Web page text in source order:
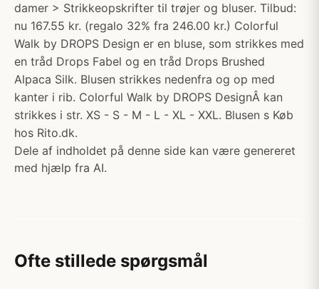
damer > Strikkeopskrifter til trøjer og bluser. Tilbud:
nu 167.55 kr. (regalo 32% fra 246.00 kr.) Colorful
Walk by DROPS Design er en bluse, som strikkes med
en tråd Drops Fabel og en tråd Drops Brushed
Alpaca Silk. Blusen strikkes nedenfra og op med
kanter i rib. Colorful Walk by DROPS DesignÂ kan
strikkes i str. XS - S - M - L - XL - XXL. Blusen s Køb
hos Rito.dk.
Dele af indholdet på denne side kan være genereret
med hjælp fra AI.
Ofte stillede spørgsmål